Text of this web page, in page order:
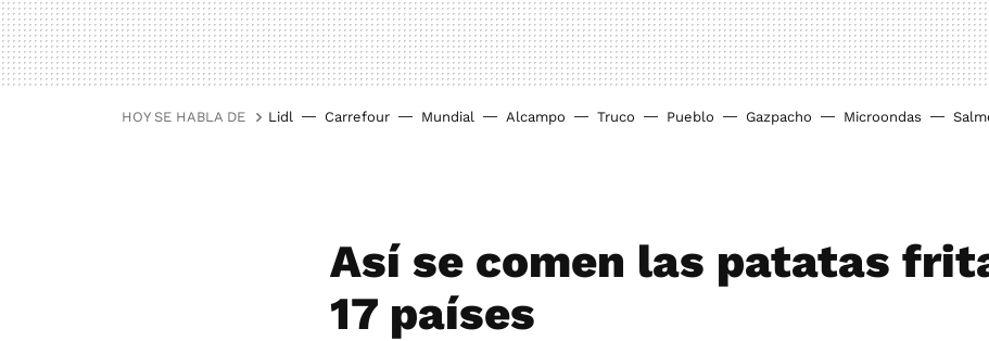
HOY SE HABLA DE Lidl Carrefour Mundial Alcampo Truco Pueblo Gazpacho Microondas
Así se comen las patatas
17 países